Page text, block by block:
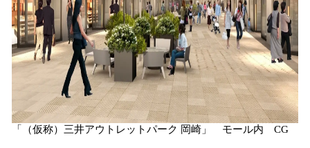
「（仮称）三井アウトレットパーク 岡崎」 モール内 CG